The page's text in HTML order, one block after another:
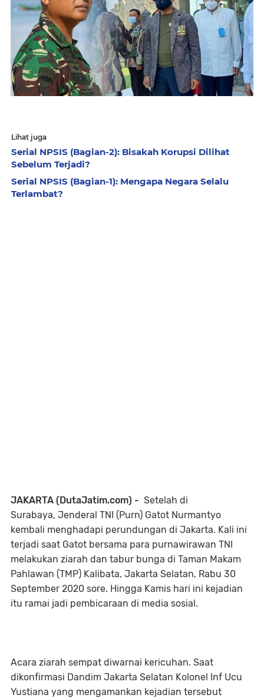
Lihat juga
Serial NPSIS (Bagian-2): Bisakah Korupsi Dilihat
Sebelum Terjadi?
Serial NPSIS (Bagian-1): Mengapa Negara Selalu
Terlambat?
JAKARTA (DutaJatim.com) - Setelah di
Surabaya, Jenderal TNI (Purn) Gatot Nurmantyo
kembali menghadapi perundungan di Jakarta. Kali ini
terjadi saat Gatot bersama para purnawirawan TNI
melakukan ziarah dan tabur bunga di Taman Makam
Pahlawan (TMP) Kalibata, Jakarta Selatan, Rabu 30
September 2020 sore. Hingga Kamis hari ini kejadian
itu ramai jadi pembicaraan di media sosial.
Acara ziarah sempat diwarnai kericuhan. Saat
dikonfirmasi Dandim Jakarta Selatan Kolonel Inf Ucu
Yustiana yang mengamankan kejadian tersebut